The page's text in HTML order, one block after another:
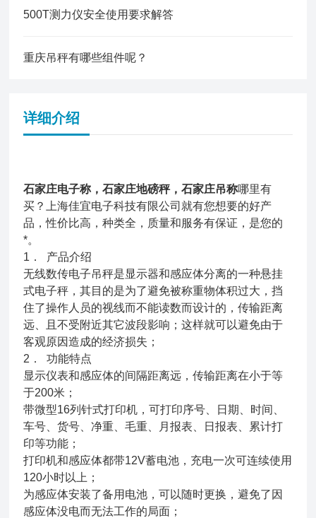
500T测力仪安全使用要求解答
重庆吊秤有哪些组件呢？
详细介绍
石家庄电子称，石家庄地磅秤，石家庄吊称哪里有
买？上海佳宜电子科技有限公司就有您想要的好产
品，性价比高，种类全，质量和服务有保证，是您的
*。
1． 产品介绍
无线数传电子吊秤是显示器和感应体分离的一种悬挂
式电子秤，其目的是为了避免被称重物体积过大，挡
住了操作人员的视线而不能读数而设计的，传输距离
远、且不受附近其它波段影响；这样就可以避免由于
客观原因造成的经济损失；
2． 功能特点
显示仪表和感应体的间隔距离远，传输距离在小于等
于200米；
带微型16列针式打印机，可打印序号、日期、时间、
车号、货号、净重、毛重、月报表、日报表、累计打
印等功能；
打印机和感应体都带12V蓄电池，充电一次可连续使用
120小时以上；
为感应体安装了备用电池，可以随时更换，避免了因
感应体没电而无法工作的局面；